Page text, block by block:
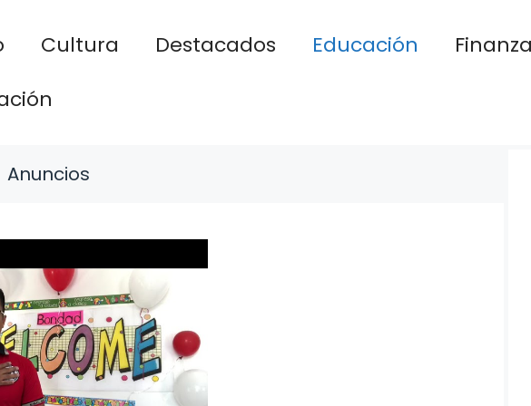
Cultura Destacados Educación
Anuncios